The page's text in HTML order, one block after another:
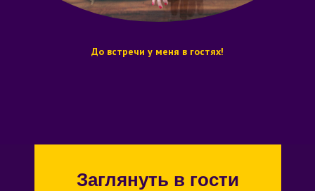
До встречи у меня в гостях!
Заглянуть в гости